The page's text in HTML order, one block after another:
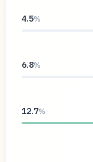
4.5%
6.8%
12.7%